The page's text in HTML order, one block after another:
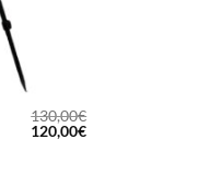
130,00€
Il
prezzo
120,00€Il